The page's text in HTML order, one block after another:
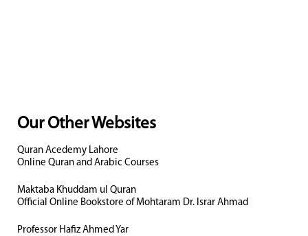
Our Other Websites
Quran Acedemy Lahore
Online Quran and Arabic Courses
Maktaba Khuddam ul Quran
Official Online Bookstore of Mohtaram Dr. Israr Ahmad
Professor Hafiz Ahmed Yar